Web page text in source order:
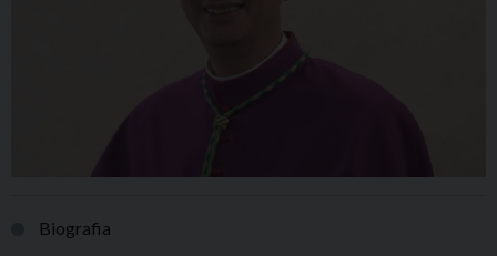
Biografia